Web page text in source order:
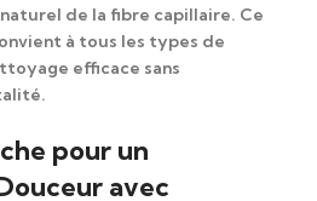
de la fibre capillaire. Ce
à tous les types de
efficace sans
pour un
avec